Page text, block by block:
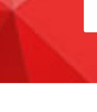
Alumni
Visitantes